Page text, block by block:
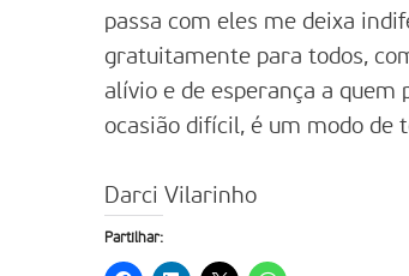
passa com eles me deixa
gratuitamente para todos,
alívio e de esperança a quem
ocasião difícil, é um modo de
Darci Vilarinho
Partilhar: